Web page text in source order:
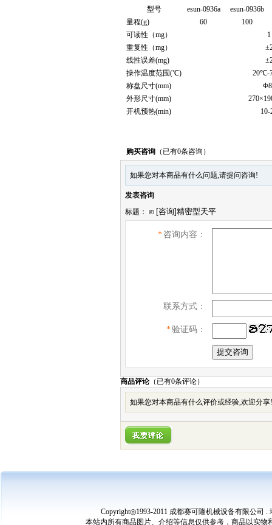
型号 esun-0936a
esun-0936b
量程(g)
60
100
可读性（mg）
1
重复性（mg）
线性误差(mg)
操作温度范围(℃)
20℃-
称盘尺寸(mm)
外形尺寸(mm)
开机预热(min)
10-
购买咨询 （已有0条咨询）
如果您对本商品有什么问题,请提问咨询!
发表咨询
标题：
* 咨询内容：
联系方式：
*验证码：
商品评论（已有0条评论）
如果您对本商品有什么评价或经验,欢迎分享!
Copyright◎1993-2011 成都赛可隆机械设备有限公司
本站内所有商品图片、介绍等信息仅供参考，商品以实